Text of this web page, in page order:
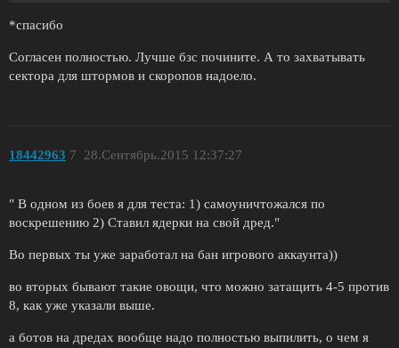
*спасибо
Согласен полностью. Лучше бзс почините. А то захватывать
сектора для штормов и скоропов надоело.
18442963 28.Сентябрь.2015 12:37:27
7
" В одном из боев я для теста: 1) самоуничтожался по
воскрешению 2) Ставил ядерки на свой дред."
Во первых ты уже заработал на бан игрового аккаунта))
во вторых бывают такие овощи, что можно затащить 4-5 против
8, как уже указали выше.
а ботов на дредах вообще надо полностью выпилить, о чем я